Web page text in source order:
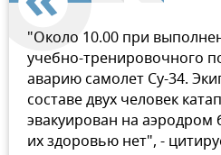
"Около 10.00 при
учебно-тренировочного
аварию самолет Су-34.
составе двух человек
эвакуирован на аэродром
их здоровью нет", -